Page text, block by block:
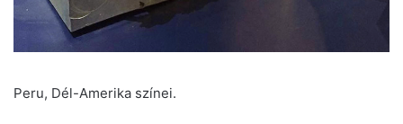
Peru, Dél-Amerika színei.